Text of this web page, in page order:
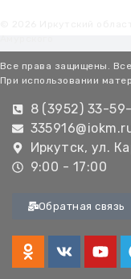
Все права защищены.
При использовании
8 (3952) 33-
Иркутск, ул.
9:00 - 17:00
Обратная связь